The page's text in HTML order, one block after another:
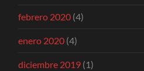
febrero 2020 (4)
enero 2020 (4)
diciembre 2019 (1)